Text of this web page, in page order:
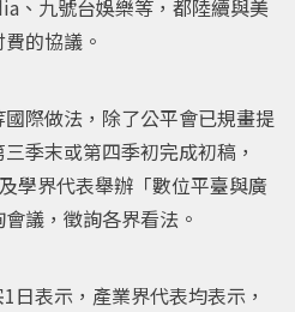
、九號台娛樂等，都陸續與美
的協議。
際做法，除了公平會已規畫提
季末或第四季初完成初稿，
學界代表舉辦「數位平臺與廣
議，徵詢各界看法。
日表示，產業界代表均表示，